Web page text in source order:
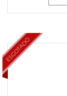
ESGOTADO